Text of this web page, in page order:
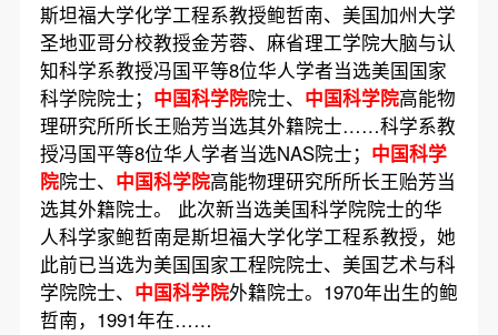
斯坦福大学化学工程系教授鲍哲南、美国加州大学
圣地亚哥分校教授金芳蓉、麻省理工学院大脑与认
知科学系教授冯国平等8位华人学者当选美国国家
科学院院士； 中国科学院院士、 中国科学院高能物
理研究所所长王贻芳当选其外籍院士……科学系教
授冯国平等8位华人学者当选NAS院士； 中国科学
院院士、 中国科学院高能物理研究所所长王贻芳当
选其外籍院士。 此次新当选美国科学院院士的华
人科学家鲍哲南是斯坦福大学化学工程系教授，她
此前已当选为美国国家工程院院士、美国艺术与科
学院院士、 中国科学院外籍院士。1970年出生的鲍
哲南，1991年在……